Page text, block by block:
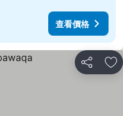
查看價格
分享 加